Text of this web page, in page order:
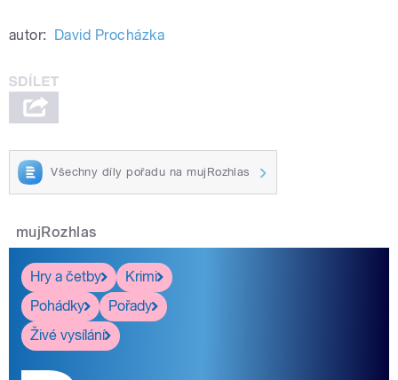
autor: David Procházka
Všechny díly pořadu na mujRozhlas
mujRozhlas
Hry a četby
Krimi
Pohádky
Pořady
Živé vysílání